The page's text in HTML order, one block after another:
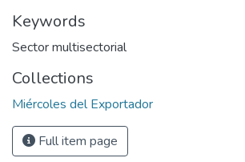
Keywords
Sector multisectorial
Collections
Miércoles del Exportador
Full item page